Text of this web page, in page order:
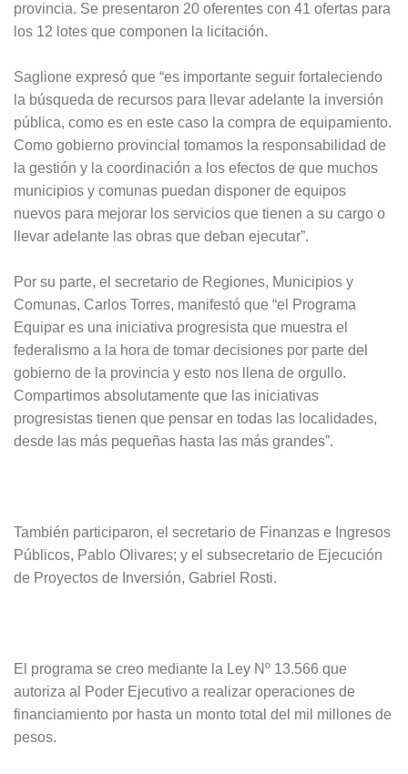
provincia. Se presentaron 20 oferentes con 41 ofertas para
los 12 lotes que componen la licitación.
Saglione expresó que “es importante seguir fortaleciendo
la búsqueda de recursos para llevar adelante la inversión
pública, como es en este caso la compra de equipamiento.
Como gobierno provincial tomamos la responsabilidad de
la gestión y la coordinación a los efectos de que muchos
municipios y comunas puedan disponer de equipos
nuevos para mejorar los servicios que tienen a su cargo o
llevar adelante las obras que deban ejecutar”.
Por su parte, el secretario de Regiones, Municipios y
Comunas, Carlos Torres, manifestó que “el Programa
Equipar es una iniciativa progresista que muestra el
federalismo a la hora de tomar decisiones por parte del
gobierno de la provincia y esto nos llena de orgullo.
Compartimos absolutamente que las iniciativas
progresistas tienen que pensar en todas las localidades,
desde las más pequeñas hasta las más grandes”.
También participaron, el secretario de Finanzas e Ingresos
Públicos, Pablo Olivares; y el subsecretario de Ejecución
de Proyectos de Inversión, Gabriel Rosti.
El programa se creo mediante la Ley Nº 13.566 que
autoriza al Poder Ejecutivo a realizar operaciones de
financiamiento por hasta un monto total del mil millones de
pesos.